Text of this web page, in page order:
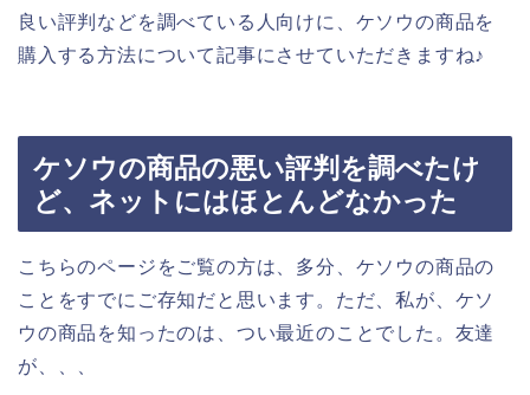
良い評判などを調べている人向けに、ケソウの商品を
購入する方法について記事にさせていただきますね♪
ケソウの商品の悪い評判を調べたけ
ど、ネットにはほとんどなかった
こちらのページをご覧の方は、多分、ケソウの商品の
ことをすでにご存知だと思います。ただ、私が、ケソ
ウの商品を知ったのは、つい最近のことでした。友達
が、、、